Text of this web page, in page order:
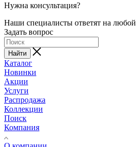
Нужна консультация?
Наши специалисты ответят на
Задать вопрос
Найти
Каталог
Новинки
Акции
Услуги
Распродажа
Коллекции
Поиск
Компания